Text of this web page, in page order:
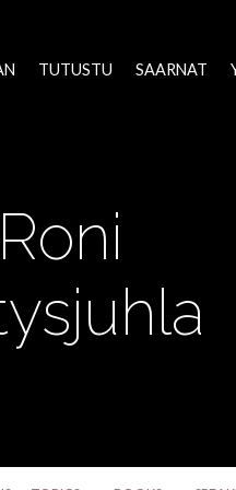
TUTUSTU SAARNAT